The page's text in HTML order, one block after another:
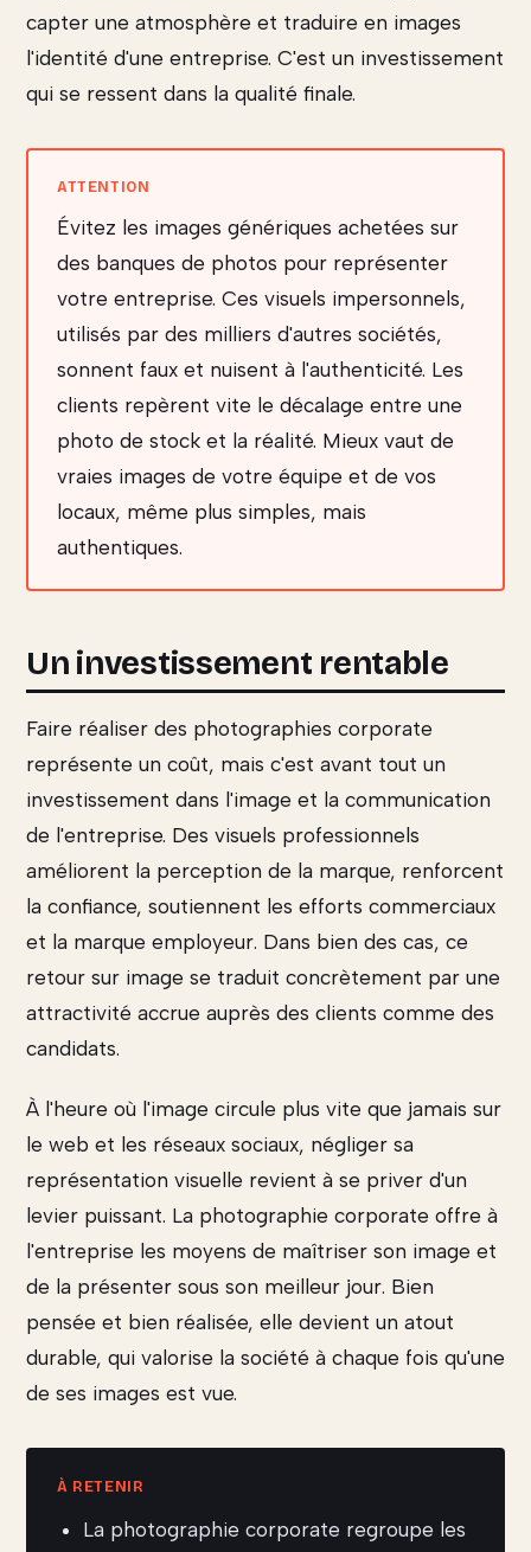
capter une atmosphère et traduire en images
l'identité d'une entreprise. C'est un investissement
qui se ressent dans la qualité finale.
Évitez les images génériques achetées sur
des banques de photos pour représenter
votre entreprise. Ces visuels impersonnels,
utilisés par des milliers d'autres sociétés,
sonnent faux et nuisent à l'authenticité. Les
clients repèrent vite le décalage entre une
photo de stock et la réalité. Mieux vaut de
vraies images de votre équipe et de vos
locaux, même plus simples, mais
authentiques.
Un investissement rentable
Faire réaliser des photographies corporate
représente un coût, mais c'est avant tout un
investissement dans l'image et la communication
de l'entreprise. Des visuels professionnels
améliorent la perception de la marque, renforcent
la confiance, soutiennent les efforts commerciaux
et la marque employeur. Dans bien des cas, ce
retour sur image se traduit concrètement par une
attractivité accrue auprès des clients comme des
candidats.
À l'heure où l'image circule plus vite que jamais sur
le web et les réseaux sociaux, négliger sa
représentation visuelle revient à se priver d'un
levier puissant. La photographie corporate offre à
l'entreprise les moyens de maîtriser son image et
de la présenter sous son meilleur jour. Bien
pensée et bien réalisée, elle devient un atout
durable, qui valorise la société à chaque fois qu'une
de ses images est vue.
La photographie corporate regroupe les